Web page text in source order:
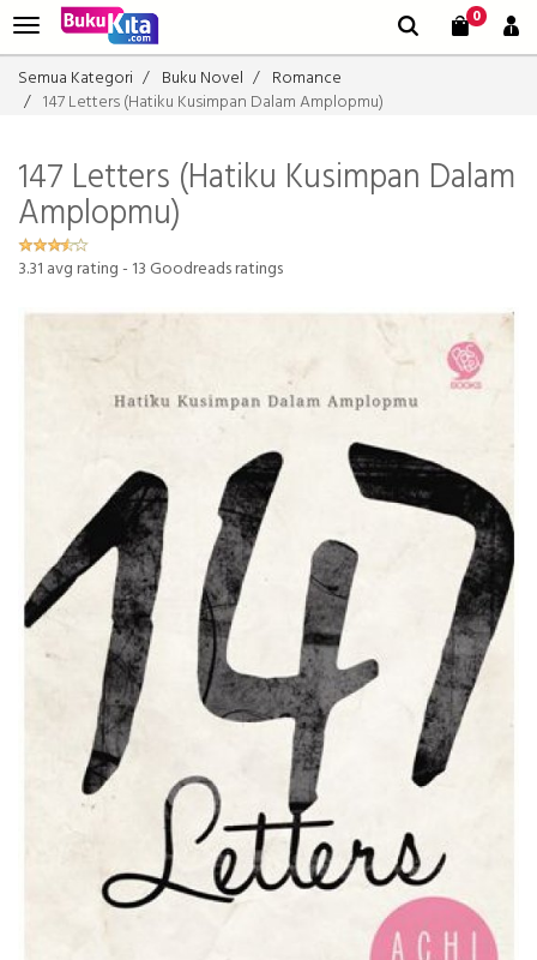
0
Semua Kategori Buku Novel
Romance
147 Letters (Hatiku Kusimpan Dalam Amplopmu)
147 Letters (Hatiku Kusimpan Dalam
Amplopmu)
3.31 avg rating - 13 Goodreads ratings